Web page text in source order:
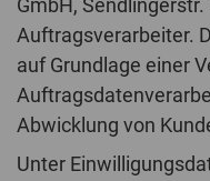
GmbH,
Auftragsverarbeiter.
auf Grundlage einer
Abwicklung von
Unter